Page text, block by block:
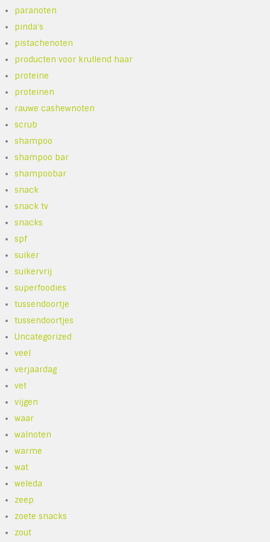
paranoten
pinda's
pistachenoten
producten voor krullend haar
proteine
proteinen
rauwe cashewnoten
scrub
shampoo
shampoo bar
shampoobar
snack
snack tv
snacks
spf
suiker
suikervrij
superfoodies
tussendoortje
tussendoortjes
Uncategorized
veel
verjaardag
vet
vijgen
waar
walnoten
warme
wat
weleda
zeep
zoete snacks
zout